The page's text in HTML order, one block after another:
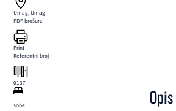
Umag, Umag
PDF brošura
Print
Referentni broj
0137
1
sobe
Opis